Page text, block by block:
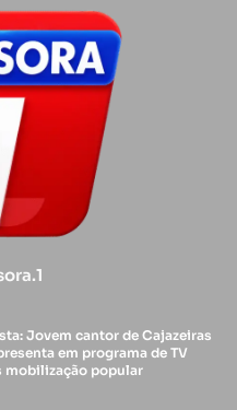
Jovem cantor de Cajazeiras
em programa de TV
mobilização popular